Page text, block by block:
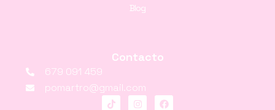
Blog
Contacto
679 091 459
pomartro@gmail.com